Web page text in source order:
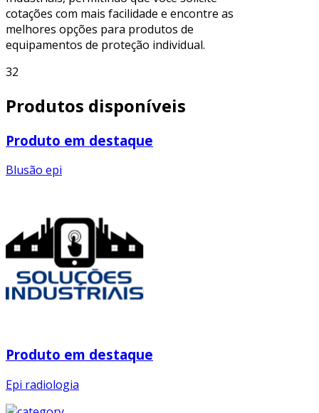
cotações com mais facilidade e encontre as
melhores opções para produtos de
equipamentos de proteção individual.
32
Produtos disponíveis
Produto em destaque
Blusão epi
Produto em destaque
Epi radiologia